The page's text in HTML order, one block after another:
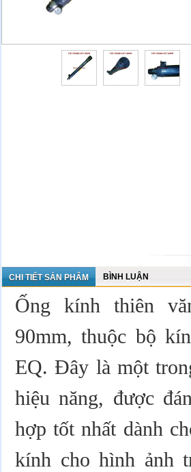
CHI TIẾT SẢN PHẨM BÌNH LUẬN
Ống kính thiên
90mm, thuộc bộ
EQ. Đây là một
hiệu năng, được
hợp tốt nhất dành
kính cho hình ảnh